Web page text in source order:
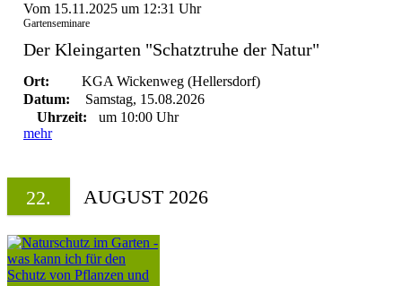
Vom 15.11.2025 um 12:31 Uhr
Gartenseminare
Der Kleingarten "Schatztruhe der Natur"
Ort:
KGA Wickenweg (Hellersdorf)
Datum:
Samstag, 15.08.2026
Uhrzeit:
um 10:00 Uhr
mehr
22. AUGUST 2026